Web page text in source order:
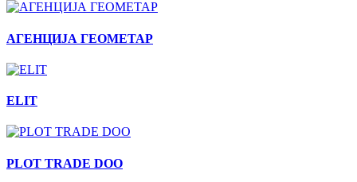
АГЕНЦИЈА ГЕОМЕТАР
ELIT
PLOT TRADE DOO